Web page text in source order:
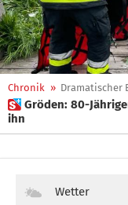
Chronik » Dramatischer
 Gröden: 80-Jähriger von Bach mitgerissen – Nachbar rettet
ihn
Wetter